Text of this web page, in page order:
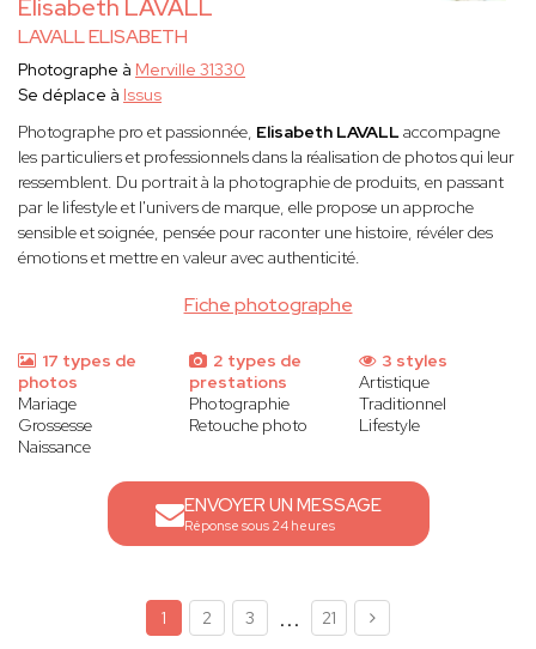
Elisabeth LAVALL
LAVALL ELISABETH
Fiche photographe
Photographe à Merville 31330
Se déplace à Issus
Photographe pro et passionnée, Elisabeth LAVALLaccompagne
les particuliers et professionnels dans la réalisation de photos qui leur
ressemblent. Du portrait à la photographie de produits, en passant
par le lifestyle et l'univers de marque, elle propose un approche
sensible et soignée, pensée pour raconter une histoire, révéler des
émotions et mettre en valeur avec authenticité.
17 types de
photos
Mariage
Grossesse
Naissance
2 types de
prestations
Photographie
Retouche photo
3 styles
Artistique
Traditionnel
Lifestyle
ENVOYER UN MESSAGE
Réponse sous 24 heures
1 2 3 ... 21